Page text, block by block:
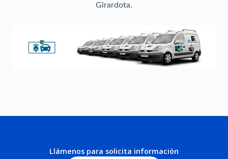
Girardota.
Llámenos para solicita información